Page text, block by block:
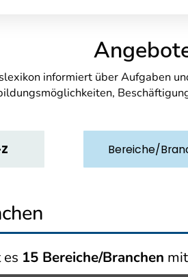
informiert über Aufgaben
Bereiche/
15 Bereiche/Branchen mit